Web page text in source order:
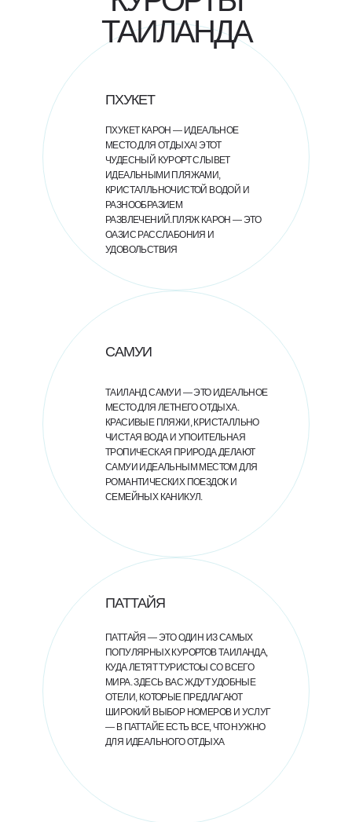
ПХУКЕТ
ПХУКЕТ КАРОН — ИДЕАЛЬНОЕ
МЕСТО ДЛЯ ОТДЫХА! ЭТОТ
ЧУДЕСНЫЙ КУРОРТ СЛЫВЕТ
ИДЕАЛЬНЫМИ ПЛЯЖАМИ,
КРИСТАЛЛЬНОЧИСТОЙ ВОДОЙ И
РАЗНООБРАЗИЕМ
РАЗВЛЕЧЕНИЙ.ПЛЯЖ КАРОН — ЭТО
ОАЗИС РАССЛАБОНИЯ И
УДОВОЛЬСТВИЯ
ПАТТАЙЯ
ПАТТАЙЯ — ЭТО ОДИН ИЗ САМЫХ
ПОПУЛЯРНЫХ КУРОРТОВ ТАИЛАНДА,
КУДА ЛЕТЯТ ТУРИСТОЫ СО ВСЕГО
МИРА. ЗДЕСЬ ВАС ЖДУТ УДОБНЫЕ
ОТЕЛИ, КОТОРЫЕ ПРЕДЛАГАЮТ
ШИРОКИЙ ВЫБОР НОМЕРОВ И УСЛУГ
— В ПАТТАЙЕ ЕСТЬ ВСЕ, ЧТО НУЖНО
ДЛЯ ИДЕАЛЬНОГО ОТДЫХА
САМУИ
ТАИЛАНД САМУИ — ЭТО ИДЕАЛЬНОЕ
МЕСТО ДЛЯ ЛЕТНЕГО ОТДЫХА.
КРАСИВЫЕ ПЛЯЖИ, КРИСТАЛЛЬНО
ЧИСТАЯ ВОДА И УПОИТЕЛЬНАЯ
ТРОПИЧЕСКАЯ ПРИРОДА ДЕЛАЮТ
САМУИ ИДЕАЛЬНЫМ МЕСТОМ ДЛЯ
РОМАНТИЧЕСКИХ ПОЕЗДОК И
СЕМЕЙНЫХ КАНИКУЛ.
ТАИЛАНДА